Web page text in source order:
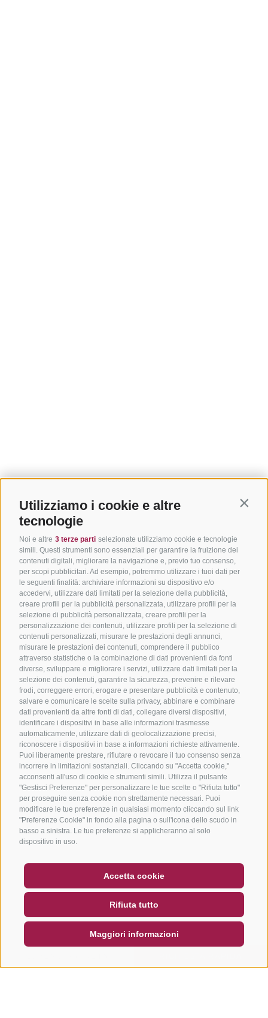
Utilizziamo i cookie e altre
tecnologie
Noi e altre 3 terze parti selezionate utilizziamo cookie e tecnologie
simili. Questi strumenti sono essenziali per garantire la fruizione dei
contenuti digitali, migliorare la navigazione e, previo tuo consenso,
per scopi pubblicitari. Ad esempio, potremmo utilizzare i tuoi dati per
le seguenti finalità: archiviare informazioni su dispositivo e/o
accedervi, utilizzare dati limitati per la selezione della pubblicità,
creare profili per la pubblicità personalizzata, utilizzare profili per la
selezione di pubblicità personalizzata, creare profili per la
personalizzazione dei contenuti, utilizzare profili per la selezione di
contenuti personalizzati, misurare le prestazioni degli annunci,
misurare le prestazioni dei contenuti, comprendere il pubblico
attraverso statistiche o la combinazione di dati provenienti da fonti
diverse, sviluppare e migliorare i servizi, utilizzare dati limitati per la
selezione dei contenuti, garantire la sicurezza, prevenire e rilevare
frodi, correggere errori, erogare e presentare pubblicità e contenuto,
salvare e comunicare le scelte sulla privacy, abbinare e combinare
dati provenienti da altre fonti di dati, collegare diversi dispositivi,
identificare i dispositivi in base alle informazioni trasmesse
automaticamente, utilizzare dati di geolocalizzazione precisi,
riconoscere i dispositivi in base a informazioni richieste attivamente.
Puoi liberamente prestare, rifiutare o revocare il tuo consenso senza
incorrere in limitazioni sostanziali. Cliccando su "Accetta cookie,"
acconsenti all'uso di cookie e strumenti simili. Utilizza il pulsante
"Gestisci Preferenze" per personalizzare le tue scelte o "Rifiuta tutto"
per proseguire senza cookie non strettamente necessari. Puoi
modificare le tue preferenze in qualsiasi momento cliccando sul link
"Preferenze Cookie" in fondo alla pagina o sull'icona dello scudo in
basso a sinistra. Le tue preferenze si applicheranno al solo
dispositivo in uso.
Accetta cookie
Rifiuta tutto
Maggiori informazioni
NEWSLETTER
SOCIAL WALL METEO